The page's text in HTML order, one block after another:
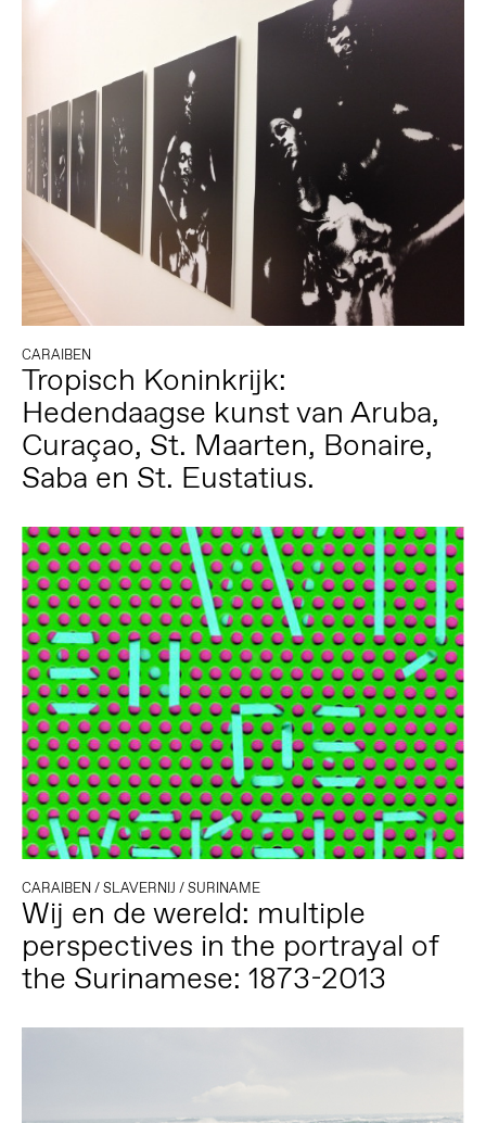
CARAIBEN
Tropisch Koninkrijk:
Hedendaagse kunst van Aruba,
Curaçao, St. Maarten, Bonaire,
Saba en St. Eustatius.
CARAIBEN/SLAVERNIJ /SURINAME
Wij en de wereld: multiple
perspectives in the portrayal of
the Surinamese: 1873-2013